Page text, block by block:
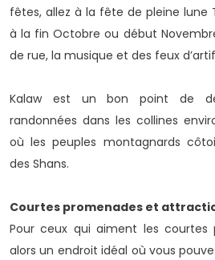
fêtes, allez à la fête de pleine lune
à la fin Octobre ou début
de rue, la musique et des feux
Kalaw est un bon point de
randonnées dans les collines
où les peuples montagnards
des Shans.
Courtes promenades et
Pour ceux qui aiment les courtes
alors un endroit idéal où vous